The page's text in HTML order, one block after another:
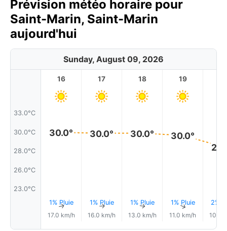
Prévision météo horaire pour
Saint-Marin, Saint-Marin
aujourd'hui
Sunday, August 09, 2026
33.0°C
30.0°C
28.0°C
26.0°C
23.0°C
16
30.0°
1% Pluie
↑
17.0 km/h
17
30.0°
1% Pluie
↑
16.0 km/h
18
30.0°
1% Pluie
↑
13.0 km/h
19
30.0°
1% Pluie
↑
11.0 km/h
2%
10.0